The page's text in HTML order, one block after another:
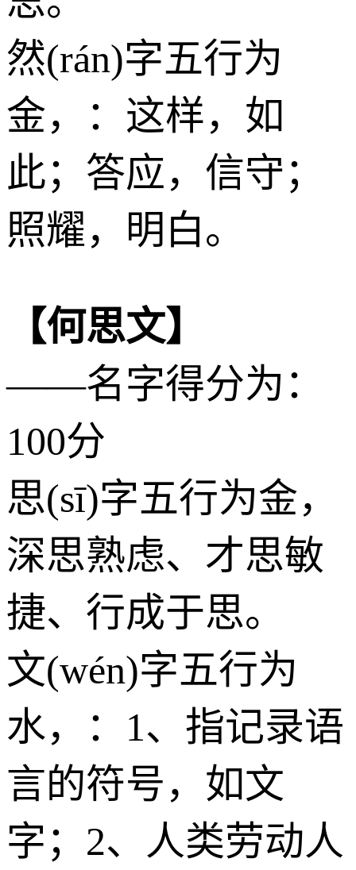
然(rán)字五行为
金，：这样，如
此；答应，信守；
照耀，明白。
【何思文】
——名字得分为：
100分
思(sī)字五行为金，
深思熟虑、才思敏
捷、行成于思。
文(wén)字五行为
水，：1、指记录语
言的符号，如文
字；2、人类劳动人